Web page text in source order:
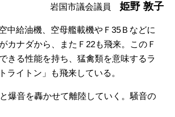
岩国市議会議員 姫野 敦子
給油機、空母艦載機やＦ35Ｂなどに
カナダから、またＦ22も飛来。このＦ
きる性能を持ち、猛禽類を意味するラ
ライトン」も飛来している。
爆音を轟かせて離陸していく。騒音の